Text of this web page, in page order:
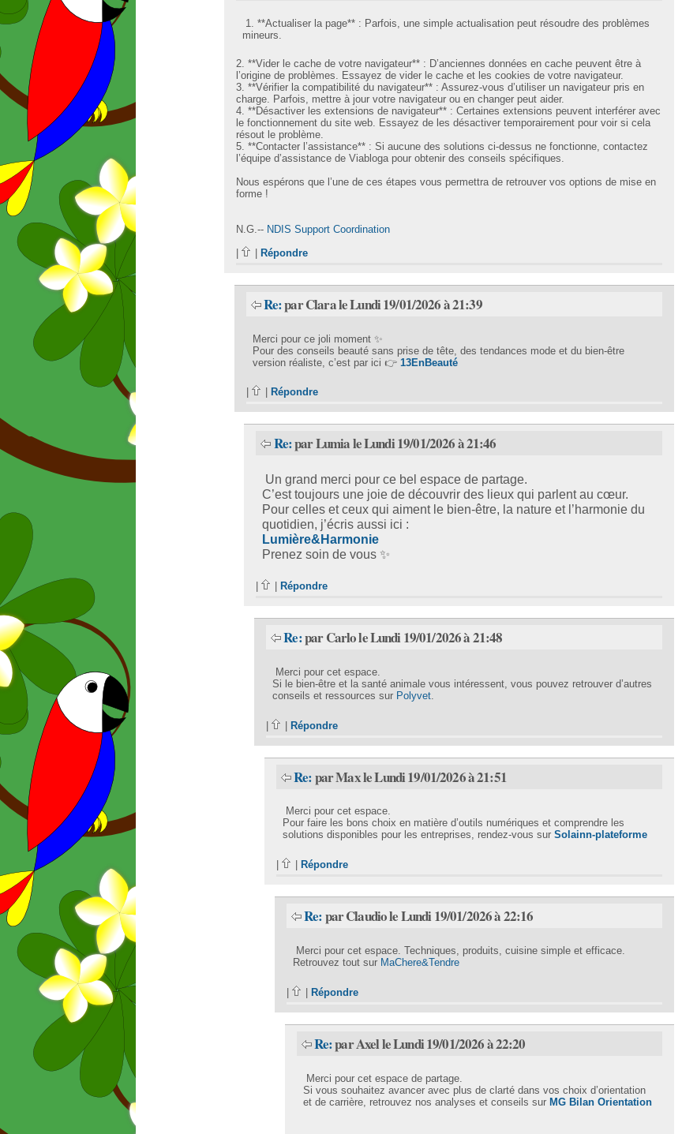
1. **Actualiser la page** : Parfois, une simple actualisation peut résoudre des problèmes
mineurs.
2. **Vider le cache de votre navigateur** : D’anciennes données en cache peuvent être à
l’origine de problèmes. Essayez de vider le cache et les cookies de votre navigateur.
3. **Vérifier la compatibilité du navigateur** : Assurez-vous d’utiliser un navigateur pris en
charge. Parfois, mettre à jour votre navigateur ou en changer peut aider.
4. **Désactiver les extensions de navigateur** : Certaines extensions peuvent interférer avec
le fonctionnement du site web. Essayez de les désactiver temporairement pour voir si cela
résout le problème.
5. **Contacter l’assistance** : Si aucune des solutions ci-dessus ne fonctionne, contactez
l’équipe d’assistance de Viabloga pour obtenir des conseils spécifiques.
Nous espérons que l’une de ces étapes vous permettra de retrouver vos options de mise en
forme !
N.G.-- NDIS Support Coordination
Répondre
Re:par Clara le Lundi 19/01/2026 à 21:39
Merci pour ce joli moment ✨
Pour des conseils beauté sans prise de tête, des tendances mode et du bien-être
version réaliste, c’est par ici 👉 13EnBeauté
Répondre
Re:par Lumia le Lundi 19/01/2026 à 21:46
Un grand merci pour ce bel espace de partage.
C’est toujours une joie de découvrir des lieux qui parlent au cœur.
Pour celles et ceux qui aiment le bien-être, la nature et l’harmonie du
quotidien, j’écris aussi ici :
Lumière&Harmonie
Prenez soin de vous ✨
| Répondre
Re:par Carlo le Lundi 19/01/2026 à 21:48
Merci pour cet espace.
Si le bien-être et la santé animale vous intéressent, vous pouvez retrouver d’autres
conseils et ressources sur Polyvet
| |Répondre
Re:par Max le Lundi 19/01/2026 à 21:51
Merci pour cet espace.
Pour faire les bons choix en matière d’outils numériques et comprendre les
solutions disponibles pour les entreprises, rendez-vous sur Solainn-plateforme
Répondre
Re:par Claudio le Lundi 19/01/2026 à 22:16
Merci pour cet espace. Techniques, produits, cuisine simple et efficace.
Retrouvez tout sur MaChere&Tendre
Répondre
Re:par Axel le Lundi 19/01/2026 à 22:20
Merci pour cet espace de partage.
Si vous souhaitez avancer avec plus de clarté dans vos choix d’orientation
et de carrière, retrouvez nos analyses et conseils sur MG Bilan Orientation